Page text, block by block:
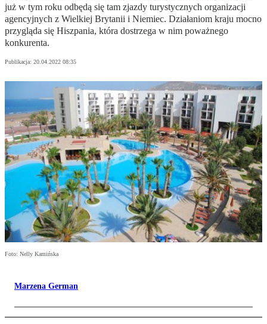
już w tym roku odbędą się tam zjazdy turystycznych organizacji
agencyjnych z Wielkiej Brytanii i Niemiec. Działaniom kraju mocno
przygląda się Hiszpania, która dostrzega w nim poważnego
konkurenta.
Publikacja: 20.04.2022 08:35
Foto: Nelly Kamińska
Marzena German